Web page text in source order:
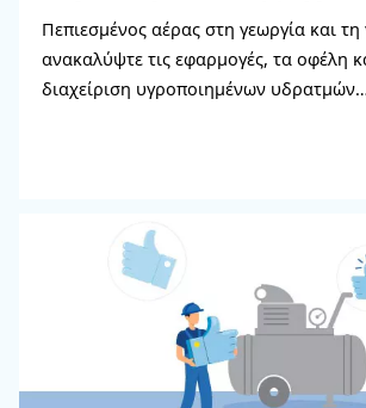
APPLICATIONS SECTION
Compressed air
Go to our application page